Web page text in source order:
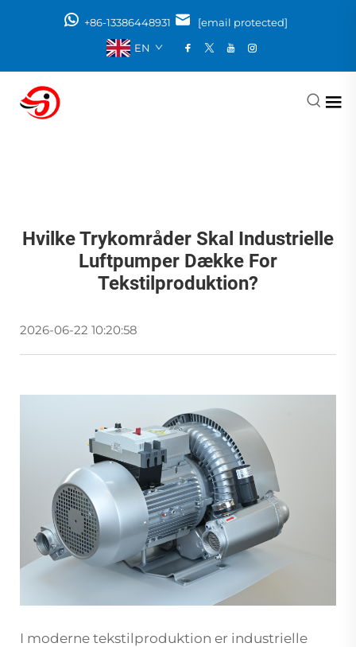
+86-13386448931
[email protected]
EN
Hvilke Trykområder Skal Industrielle
Luftpumper Dække For
Tekstilproduktion?
2026-06-22 10:20:58
I moderne tekstilproduktion er industrielle